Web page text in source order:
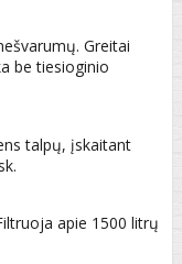
Greitai
be tiesioginio
talpų, įskaitant
apie 1500 litrų